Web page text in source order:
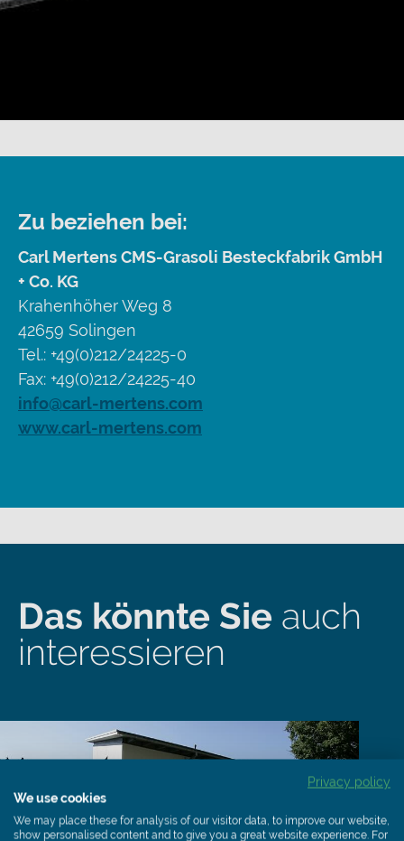
Zu beziehen bei:
Carl Mertens CMS-Grasoli Besteckfabrik GmbH
+ Co. KG
Krahenhöher Weg 8
42659 Solingen
Tel.: +49(0)212/24225-0
Fax: +49(0)212/24225-40
info@carl-mertens.com
www.carl-mertens.com
Das könnte Sie auch
interessieren
Privacy policy
We use cookies
We may place these for analysis of our visitor data, to improve our website,
show personalised content and to give you a great website experience. For